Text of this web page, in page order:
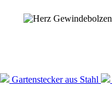
Gartenstecker aus Stahl